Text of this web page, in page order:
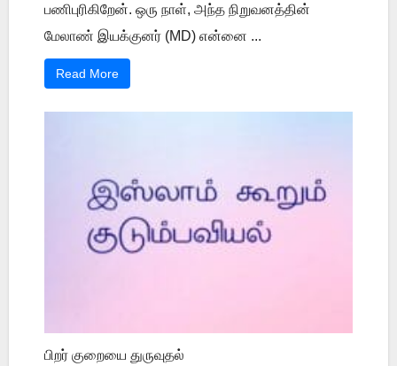
பணிபுரிகிறேன். ஒரு நாள், அந்த நிறுவனத்தின்
மேலாண் இயக்குனர் (MD) என்னை ...
Read More
பிறர் குறையை துருவுதல்